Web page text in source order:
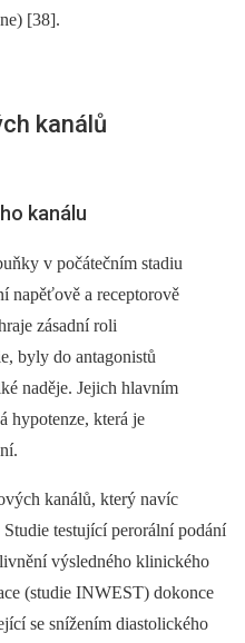
[38].
kanálů
kanálu
v počátečním stadiu
napěťově a receptorově
zásadní roli
byly do antagonistů
naděje. Jejich hlavním
hypotenze, která je
kanálů, který navíc
testující perorální podání
výsledného klinického
(studie INWEST) dokonce
se snížením diastolického